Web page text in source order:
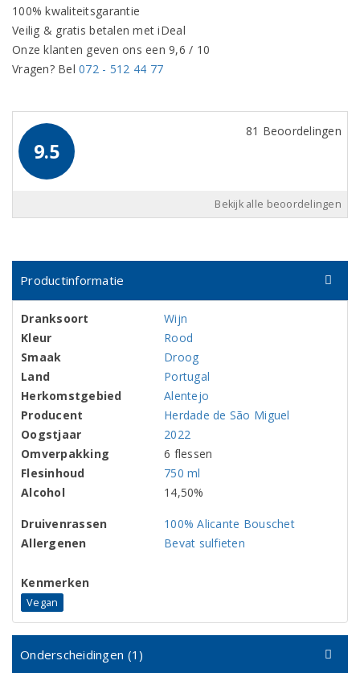
100% kwaliteitsgarantie
Veilig & gratis betalen met iDeal
Onze klanten geven ons een 9,6 / 10
Vragen? Bel072 - 512 44 77
9.5
81 Beoordelingen
Bekijk alle beoordelingen
Productinformatie
Dranksoort
Wijn
Kleur
Rood
Smaak
Droog
Land
Portugal
Herkomstgebied
Alentejo
Producent
Herdade de São Miguel
Oogstjaar
2022
Omverpakking
6 flessen
Flesinhoud
750 ml
Alcohol
14,50%
Druivenrassen
100% Alicante Bouschet
Allergenen
Bevat sulfieten
Kenmerken
Vegan
Onderscheidingen (1)